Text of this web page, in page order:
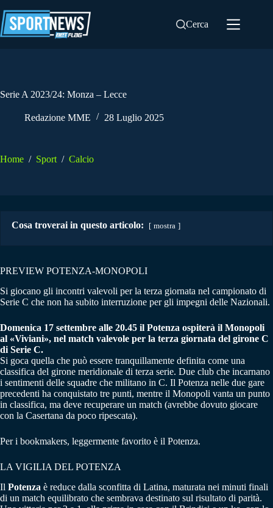
al
contenuto
Cerca
Serie A 2023/24: Monza – Lecce
Redazione MME 28 Luglio 2025
Home / Sport / Calcio
Cosa troverai in questo articolo: mostra
PREVIEW POTENZA-MONOPOLI
Si giocano gli incontri valevoli per la terza giornata nel campionato di
Serie C che non ha subito interruzione per gli impegni delle Nazionali.
Domenica 17 settembre alle 20.45 il Potenza ospiterà il Monopoli
al «Viviani», nel match valevole per la terza giornata del girone C
di Serie C.
Si goca quella che può essere tranquillamente definita come una
classifica del girone meridionale di terza serie. Due club che incarnano
i sentimenti delle squadre che militano in C. Il Potenza nelle due gare
precedenti ha conquistato tre punti, mentre il Monopoli vanta un punto
in classifica, ma deve recuperare un match (avrebbe dovuto giocare
con la Casertana da poco ripescata).
Per i bookmakers, leggermente favorito è il Potenza.
LA VIGILIA DEL POTENZA
Il Potenza è reduce dalla sconfitta di Latina, maturata nei minuti finali
di un match equilibrato che sembrava destinato sul risultato di parità.